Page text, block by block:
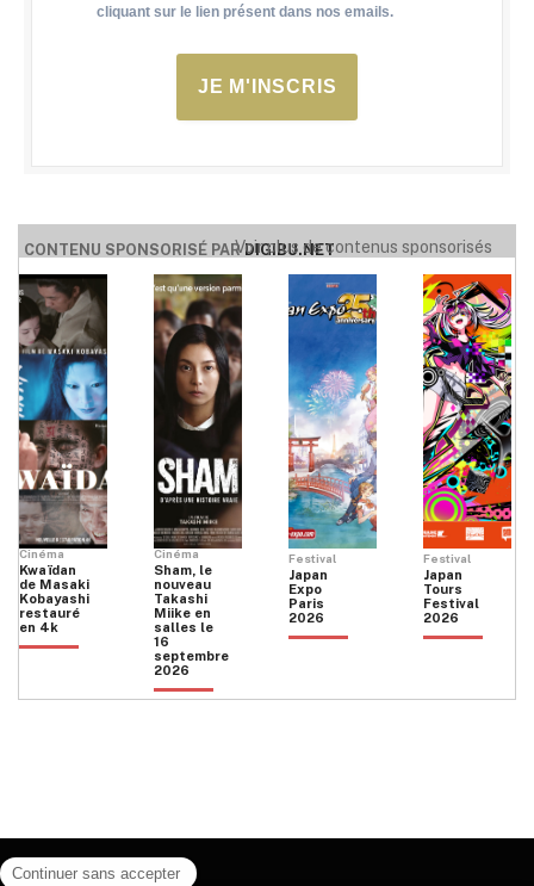
cliquant sur le lien présent dans nos emails.
JE M'INSCRIS
CONTENU SPONSORISÉ PARDIGIBU.NET
Voir plus de contenus sponsorisés
Cinéma
Kwaïdan
de Masaki
Kobayashi
restauré
en 4k
Cinéma
Sham, le
nouveau
Takashi
Miike en
salles le
16
septembre
2026
Festival
Japan
Expo
Paris
2026
Festival
Japan
Tours
Festival
2026